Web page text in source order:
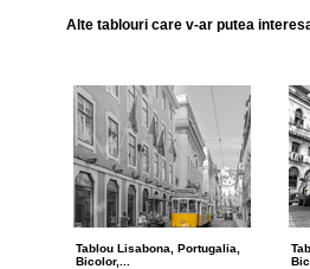
Alte tablouri care v-ar putea
Tablou Lisabona, Portugalia,
Bicolor,...